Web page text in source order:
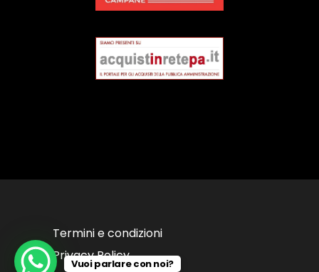
Termini e condizioni
Privacy Policy
Vuoi parlare con noi?